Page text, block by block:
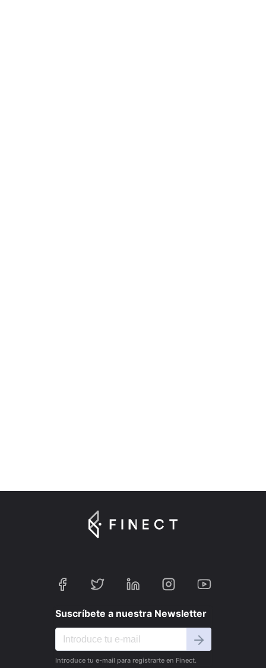
Suscríbete a nuestra Newsletter
Introduce tu e-mail para registrarte en Finect.